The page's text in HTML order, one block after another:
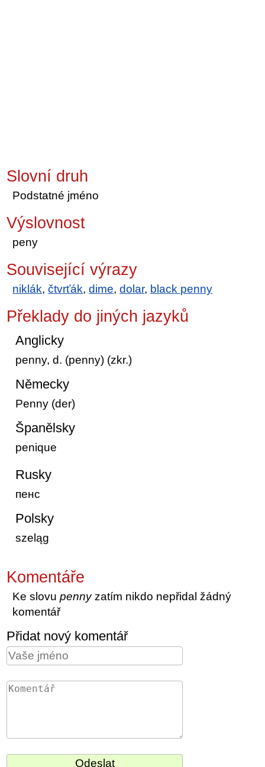
Slovní druh
Podstatné jméno
Výslovnost
peny
Související výrazy
niklák,čtvrťák,dime,dolar, black penny
Překlady do jiných jazyků
Anglicky
penny, d. (penny) (zkr.)
Německy
Penny (der)
Španělsky
penique
Rusky
пенс
Polsky
szeląg
Komentáře
Ke slovupennyzatím nikdo nepřidal žádný
komentář
Přidat nový komentář